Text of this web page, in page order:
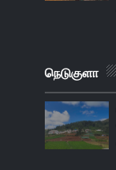
நெடுகுளா